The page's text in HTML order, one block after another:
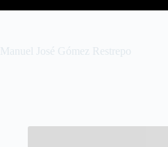
Manuel José Gómez Restrepo